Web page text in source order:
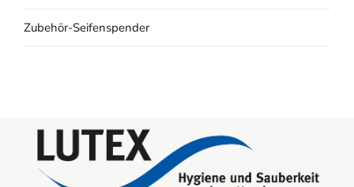
Zubehör-Seifenspender